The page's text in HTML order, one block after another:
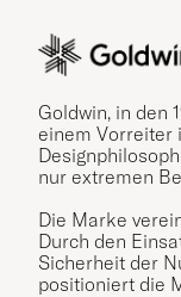
Goldwin, in den
einem Vorreiter
nur extremen
Die Marke
Durch den
Sicherheit der
positioniert die